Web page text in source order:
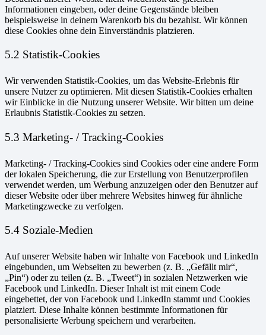
Informationen eingeben, oder deine Gegenstände bleiben
beispielsweise in deinem Warenkorb bis du bezahlst. Wir können
diese Cookies ohne dein Einverständnis platzieren.
5.2 Statistik-Cookies
Wir verwenden Statistik-Cookies, um das Website-Erlebnis für
unsere Nutzer zu optimieren. Mit diesen Statistik-Cookies erhalten
wir Einblicke in die Nutzung unserer Website. Wir bitten um deine
Erlaubnis Statistik-Cookies zu setzen.
5.3 Marketing- / Tracking-Cookies
Marketing- / Tracking-Cookies sind Cookies oder eine andere Form
der lokalen Speicherung, die zur Erstellung von Benutzerprofilen
verwendet werden, um Werbung anzuzeigen oder den Benutzer auf
dieser Website oder über mehrere Websites hinweg für ähnliche
Marketingzwecke zu verfolgen.
5.4 Soziale-Medien
Auf unserer Website haben wir Inhalte von Facebook und LinkedIn
eingebunden, um Webseiten zu bewerben (z. B. „Gefällt mir“,
„Pin“) oder zu teilen (z. B. „Tweet“) in sozialen Netzwerken wie
Facebook und LinkedIn. Dieser Inhalt ist mit einem Code
eingebettet, der von Facebook und LinkedIn stammt und Cookies
platziert. Diese Inhalte können bestimmte Informationen für
personalisierte Werbung speichern und verarbeiten.